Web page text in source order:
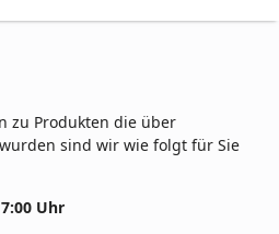
zu Produkten die über
sind wir wie folgt für Sie
Uhr